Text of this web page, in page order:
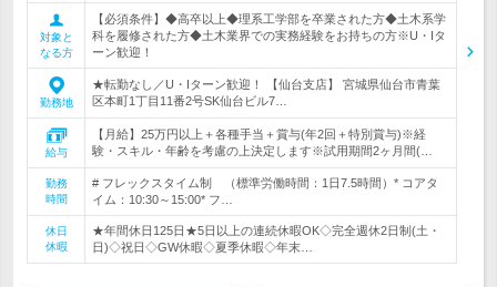
対象と
なる方
【必須条件】◆高卒以上◆理系工学部を卒業された方◆土木系学
科を履修された方◆土木業界での実務経験をお持ちの方※U・Iタ
ーン歓迎！
勤務地
★転勤なし／U・Iターン歓迎！ 【仙台支店】 宮城県仙台市青葉
区本町1丁目11番2号SK仙台ビル7…
給与
【月給】25万円以上＋各種手当＋賞与(年2回＋特別賞与)※経
験・スキル・年齢を考慮の上決定します※試用期間2ヶ月間(…
勤務
時間
# フレックスタイム制 （標準労働時間：1日7.5時間）* コアタ
イム：10:30～15:00* フ…
休日
休暇
★年間休日125日★5日以上の連続休暇OK◇完全週休2日制(土・
日)◇祝日◇GW休暇◇夏季休暇◇年末…